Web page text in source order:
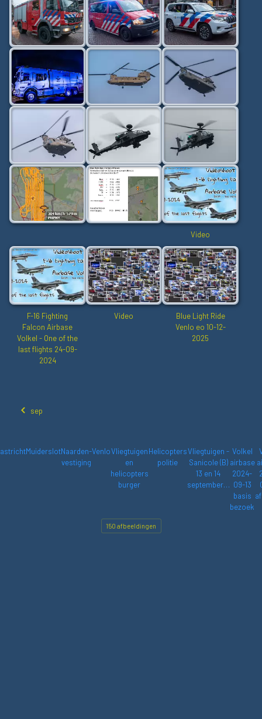
Video
F-16 Fighting
Falcon Airbase
Volkel - One of the
last flights 24-09-
2024
Video
Blue Light Ride
Venlo eo 10-12-
2025
sep
MuiderslotNaarden-
vestiging
VenloVliegtuigen
en
helicopters
burger
Helicopters
politie
Vliegtuigen -
Sanicole (B)
13 en 14
september…
Volkel
airbase
2024-
09-13
basis
bezoek
150 afbeeldingen